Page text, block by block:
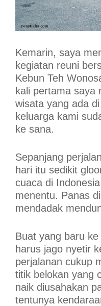
Kemarin, saya
kegiatan reuni
Kebun Teh
kali pertama saya
wisata yang ada
keluarga kami
ke sana.
Sepanjang
hari itu sedikit
cuaca di
menentu. Panas
mendadak
Buat yang baru
harus jago nyetir
perjalanan cukup
titik belokan yang
naik diusahakan
tentunya